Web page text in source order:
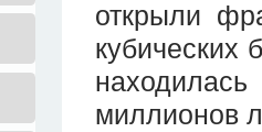
открыли
кубических
миллионов